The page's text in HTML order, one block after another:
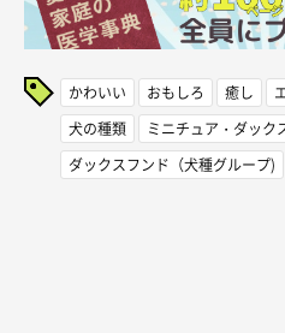
かわいい おもしろ 癒し
犬の種類
ミニチュア・ダック
ダックスフンド（犬種グループ)